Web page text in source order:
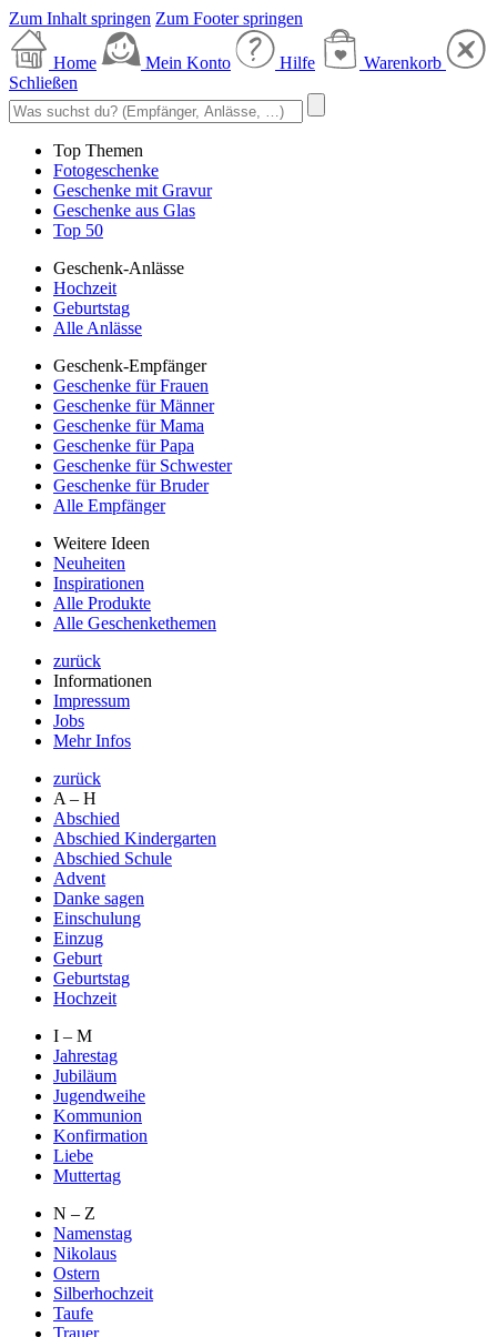
Zum Inhalt springen Zum Footer springen
Home Mein Konto Hilfe
Warenkorb
Schließen
Top Themen
Fotogeschenke
Geschenke mit Gravur
Geschenke aus Glas
Top 50
Geschenk-Anlässe
Hochzeit
Geburtstag
Alle Anlässe
Geschenk-Empfänger
Geschenke für Frauen
Geschenke für Männer
Geschenke für Mama
Geschenke für Papa
Geschenke für Schwester
Geschenke für Bruder
Alle Empfänger
Weitere Ideen
Neuheiten
Inspirationen
Alle Produkte
Alle Geschenkethemen
zurück
Informationen
Impressum
Jobs
Mehr Infos
zurück
A – H
Abschied
Abschied Kindergarten
Abschied Schule
Advent
Danke sagen
Einschulung
Einzug
Geburt
Geburtstag
Hochzeit
I – M
Jahrestag
Jubiläum
Jugendweihe
Kommunion
Konfirmation
Liebe
Muttertag
N – Z
Namenstag
Nikolaus
Ostern
Silberhochzeit
Taufe
Trauer